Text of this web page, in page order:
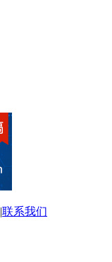
|联系我们